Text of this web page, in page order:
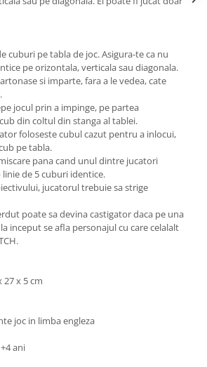
cuburi pe tabla de joc. Asigura-te ca nu
pe orizontala, verticala sau diagonala.
si imparte, fara a le vedea, cate
jocul prin a impinge, pe partea
din coltul din stanga al tablei.
foloseste cubul cazut pentru a inlocui,
pe tabla.
pana cand unul dintre jucatori
linie de 5 cuburi identice.
jucatorul trebuie sa strige
poate sa devina castigator daca pe una
inceput se afla personajul cu care celalalt
27 x 5 cm
joc in limba engleza
ani